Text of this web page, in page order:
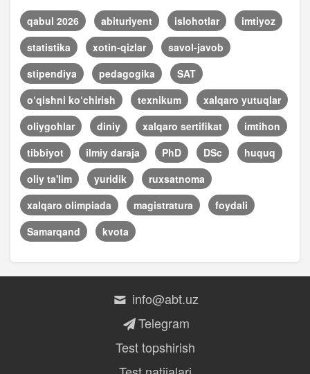
qabul 2026 abituriyent islohotlar
imtiyoz
statistika
xotin-qizlar
savol-javob
stipendiya
pedagogika
SAT
o‘qishni ko‘chirish
texnikum
xalqaro yutuqlar
oliygohlar
diniy xalqaro sertifikat
imtihon
tibbiyot
ilmiy daraja PhD DSc
huquq
oliy ta'lim
yuridik
ruxsatnoma
xalqaro olimpiada
magistratura
foydali
Samarqand
kvota
info@abt.uz
Telegram
Test topshirish